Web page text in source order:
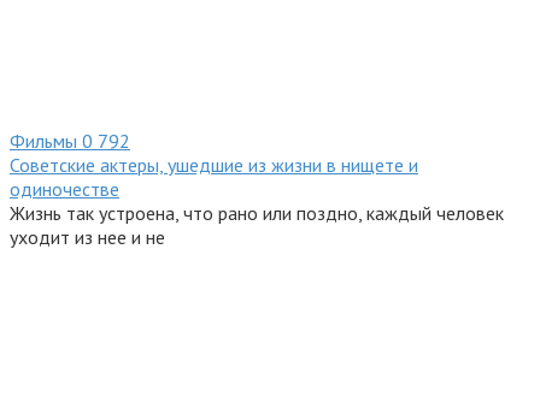
Фильмы 0 792
Советские актеры, ушедшие из жизни в нищете и
одиночестве
Жизнь так устроена, что рано или поздно, каждый человек
уходит из нее и не